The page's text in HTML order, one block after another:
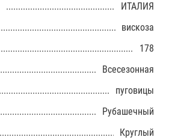
ИТАЛИЯ
вискоза
178
Всесезонная
пуговицы
Рубашечный
Круглый